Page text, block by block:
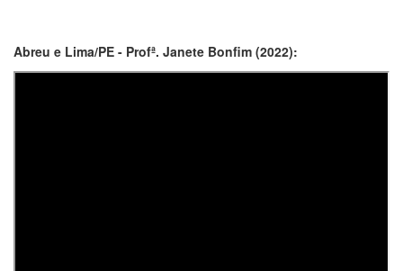
Abreu e Lima/PE - Profª. Janete Bonfim (2022):